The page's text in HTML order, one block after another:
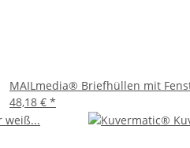
Papier hergestellt,
Kombination aus
legen. Mit diesen Umschlägen
MAILmedia® Briefhüllen mit
48,18 € *